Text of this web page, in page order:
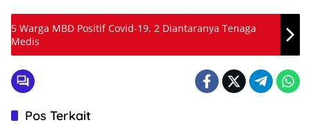
5 Warga MBD Positif Covid-19, 2 Diantaranya Tenaga
Medis
Pos Terkait